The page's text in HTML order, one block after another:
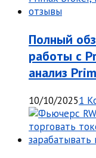
Полный
работы с
анализ
10/10/20251